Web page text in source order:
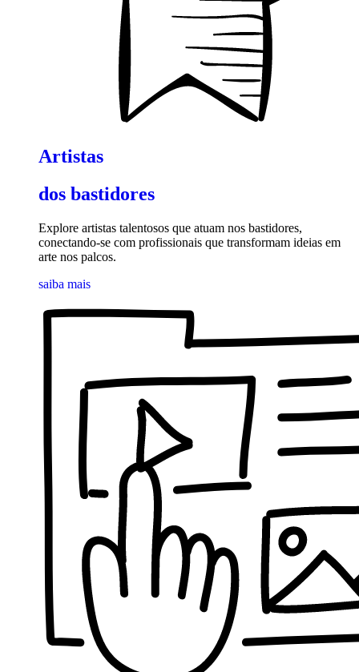
Artistas
dos bastidores
Explore artistas talentosos que atuam nos bastidores,
conectando-se com profissionais que transformam ideias em
arte nos palcos.
saiba mais